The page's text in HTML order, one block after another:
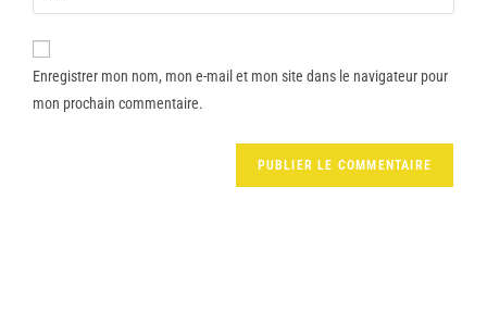
Enregistrer mon nom, mon e-mail et mon site dans le navigateur pour
mon prochain commentaire.